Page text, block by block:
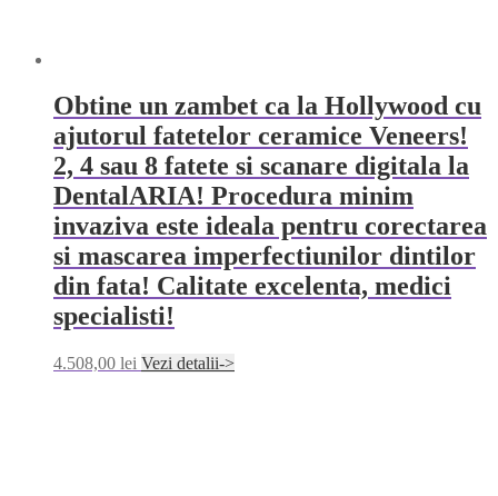
Obtine un zambet ca la Hollywood cu
ajutorul fatetelor ceramice Veneers!
2, 4 sau 8 fatete si scanare digitala la
DentalARIA! Procedura minim
invaziva este ideala pentru corectarea
si mascarea imperfectiunilor dintilor
din fata! Calitate excelenta, medici
specialisti!
4.508,00 lei Vezi detalii->